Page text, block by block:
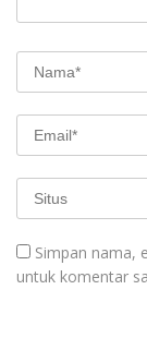
Simpan nama,
untuk komentar